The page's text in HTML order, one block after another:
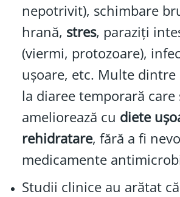
nepotrivit), schimbare
hrană, stres, paraziți
(viermi, protozoare),
ușoare, etc. Multe dintre
la diaree temporară care
ameliorează cu diete
rehidratare, fără a fi
medicamente
Studii clinice au arătat că